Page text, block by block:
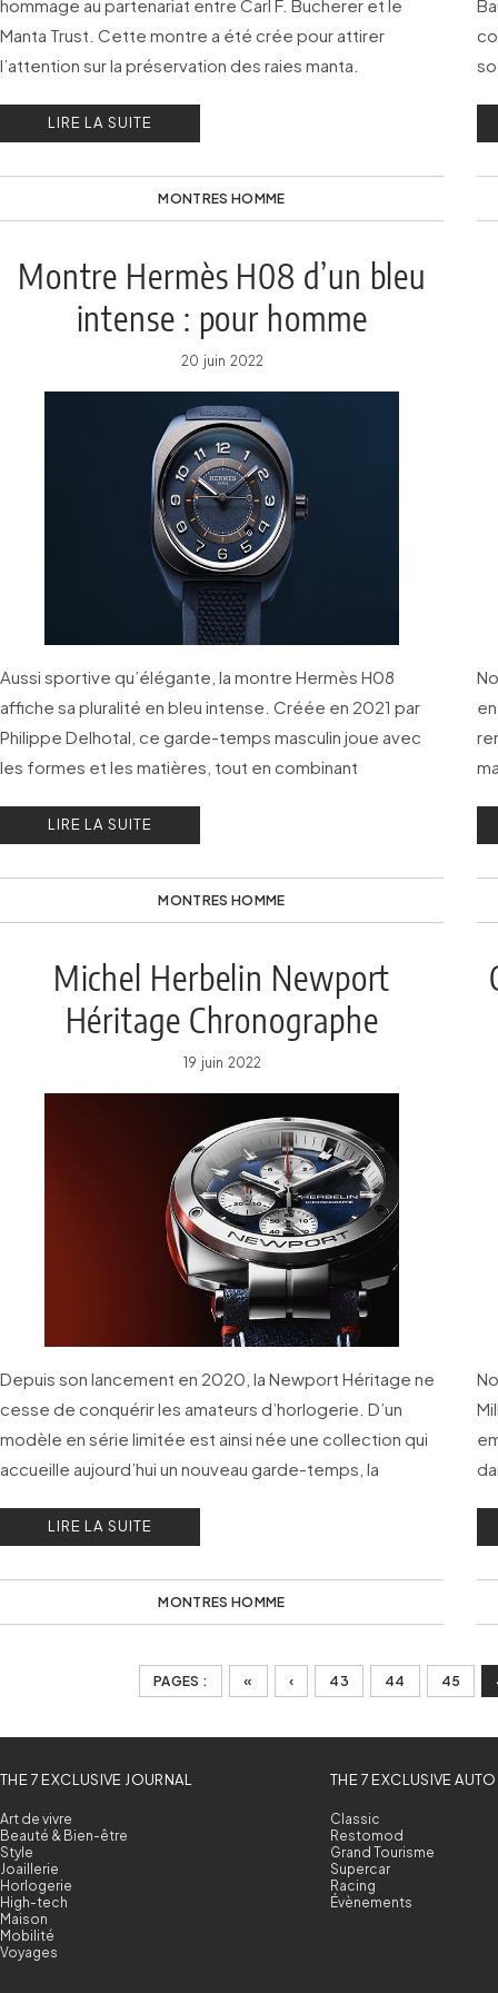
hommage au partenariat entre Carl F. Bucherer et le
Manta Trust. Cette montre a été crée pour attirer
l’attention sur la préservation des raies manta.
LIRE LA SUITE
MONTRES HOMME
Montre Hermès H08 d’un bleu
intense : pour homme
20 juin 2022
Aussi sportive qu’élégante, la montre Hermès H08
affiche sa pluralité en bleu intense. Créée en 2021 par
Philippe Delhotal, ce garde-temps masculin joue avec
les formes et les matières, tout en combinant
LIRE LA SUITE
MONTRES HOMME
Michel Herbelin Newport
Héritage Chronographe
19 juin 2022
Depuis son lancement en 2020, la Newport Héritage ne
cesse de conquérir les amateurs d’horlogerie. D’un
modèle en série limitée est ainsi née une collection qui
accueille aujourd’hui un nouveau garde-temps, la
LIRE LA SUITE
MONTRES HOMME
PAGES : « ‹ 43 44 45
THE 7 EXCLUSIVE JOURNAL
Art de vivre
Beauté & Bien-être
Style
Joaillerie
Horlogerie
High-tech
Maison
Mobilité
Voyages
THE 7 EXCLUSIVE AUTO
Classic
Restomod
Grand Tourisme
Supercar
Racing
Évènements